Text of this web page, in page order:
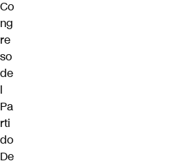
Co
ng
re
so
de
l
Pa
rti
do
De